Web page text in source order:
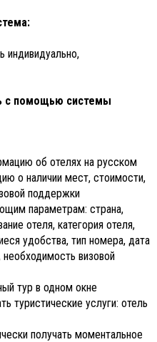
индивидуально,
с помощью системы
об отелях на русском
о наличии мест, стоимости,
поддержки
параметрам: страна,
отеля, категория отеля,
удобства, тип номера, дата
визовой
тур в одном окне
туристические услуги: отель
получать моментальное